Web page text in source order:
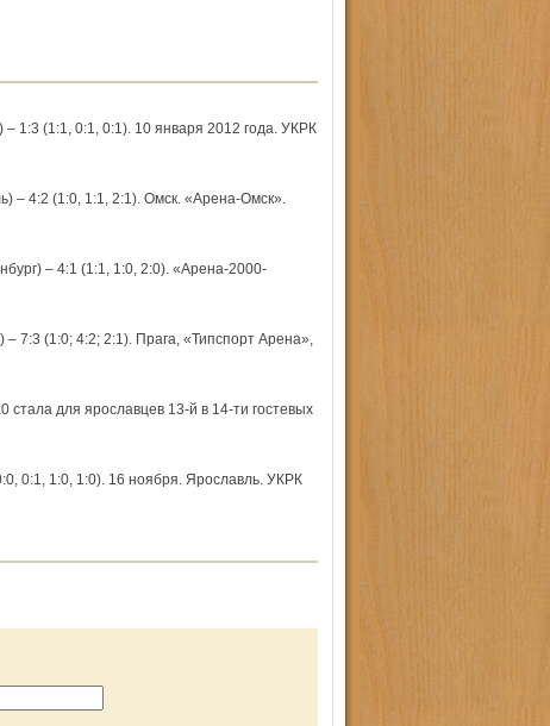
(1:1, 0:1, 0:1). 10 января 2012 года. УКРК
4:2 (1:0, 1:1, 2:1). Омск. «Арена-Омск».
– 4:1 (1:1, 1:0, 2:0). «Арена-2000-
(1:0; 4:2; 2:1). Прага, «Типспорт Арена»,
для ярославцев 13-й в 14-ти гостевых
0:1, 1:0, 1:0). 16 ноября. Ярославль. УКРК